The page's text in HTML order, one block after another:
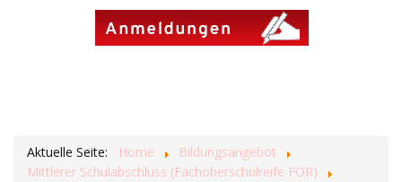
Aktuelle Seite: Home
Bildungsangebot
Mittlerer Schulabschluss (Fachoberschulreife FOR)